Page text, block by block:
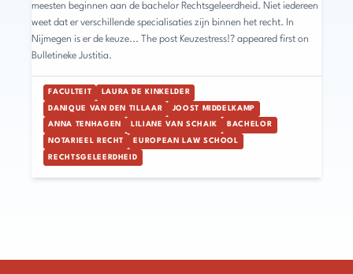
meesten beginnen aan de bachelor Rechtsgeleerdheid. Niet iedereen
weet dat er verschillende specialisaties zijn binnen het recht. In
Nijmegen is er de keuze... The post Keuzestress!? appeared first on
Bulletineke Justitia.
FACULTEIT LAURA DE KINKELDER
DANIQUE VAN DEN TILLAAR JOOST MIDDELKAMP
ANNA TENHAGEN LILIANE VAN SCHAIK BACHELOR
NOTARIEEL RECHT EUROPEAN LAW SCHOOL
RECHTSGELEERDHEID